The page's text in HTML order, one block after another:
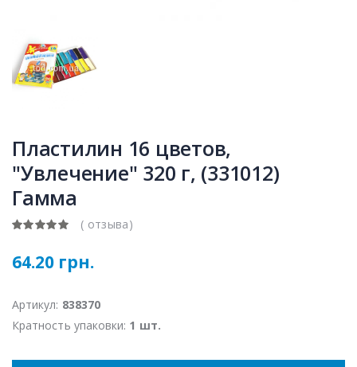
Пластилин 16 цветов,
"Увлечение" 320 г, (331012)
Гамма
( отзыва)
64.20 грн.
Артикул: 838370
Кратность упаковки: 1 шт.